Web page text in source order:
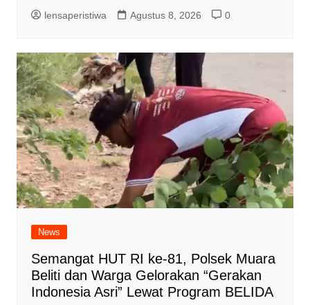
lensaperistiwa Agustus 8, 2026 0
News
Semangat HUT RI ke-81, Polsek Muara
Beliti dan Warga Gelorakan “Gerakan
Indonesia Asri” Lewat Program BELIDA